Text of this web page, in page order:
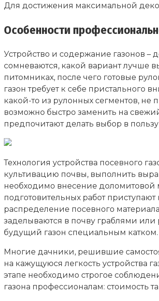
Для достижения максимальной
Особенности
Устройство и содержание газонов –
сомневаются, какой вариант лучше
питомниках, после чего готовые
газон требует к себе пристального
какой-то из рулонных сегментов,
возможно быстро заменить на
предпочитают делать выбор в
Технология устройства посевного
культивацию почвы, выполнить
необходимо внесение
подготовительных работ
распределение посевного
заделываются в почву граблями
будущий газон специальным катком.
Многие дачники, решившие
на кажущуюся легкость устройства
этапе необходимо строгое
газона профессионалам: стоимость